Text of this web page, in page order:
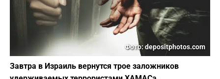
Фото: depositphotos.com
Завтра в Израиль вернутся трое заложников